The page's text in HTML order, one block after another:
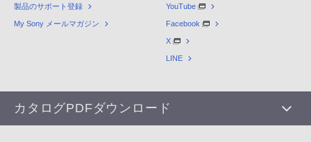
製品のサポート登録
My Sony メールマガジン
YouTube
Facebook
X
LINE
カタログPDFダウンロード